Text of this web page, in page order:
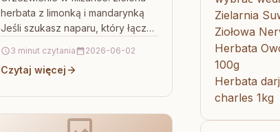
herbata z limonką i mandarynką
Jeśli szukasz naparu, który łączy
herbaty z wyraźnie cytrusowym
charakterem, BigActive Herbata…
3 minut czytania 2026-06-02
Czytaj więcej
Zielarnia
Ziołowa
Herbata
100g
Herbata
charles 1kg